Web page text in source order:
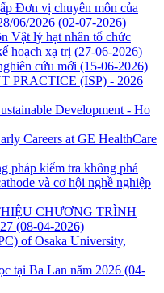
Đơn vị chuyên môn của
06/2026 (02-07-2026)
Vật lý hạt nhân tổ chức
hoạch xạ trị (27-06-2026)
cứu mới (15-06-2026)
PRACTICE (ISP) - 2026
Development - Ho
Careers at GE HealthCare
pháp kiểm tra không phá
và cơ hội nghề nghiệp
CHƯƠNG TRÌNH
(08-04-2026)
of Osaka University,
tại Ba Lan năm 2026 (04-